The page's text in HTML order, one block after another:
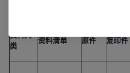
资料大
类
资料清单 原件 复印件